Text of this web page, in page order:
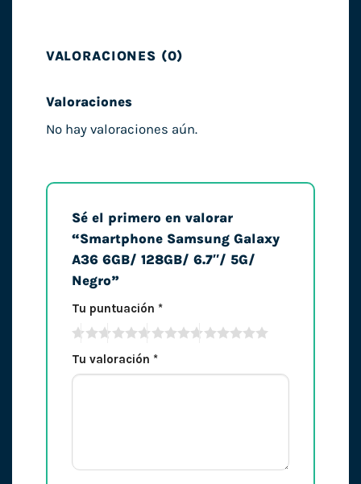
VALORACIONES (0)
Valoraciones
No hay valoraciones aún.
Sé el primero en valorar
“Smartphone Samsung Galaxy
A36 6GB/ 128GB/ 6.7″/ 5G/
Negro”
Tu puntuación *
Tu valoración *